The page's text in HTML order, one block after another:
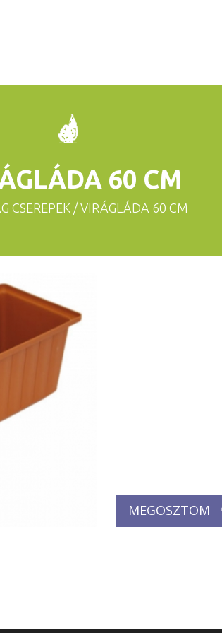
60 CM
CSEREPEK / VIRÁGLÁDA 60 CM
MEGOSZTOM